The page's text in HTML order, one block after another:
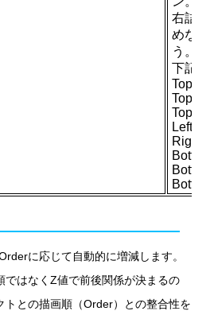
右詰め
めなど
う。
下記か
に応じて自動的に増減します。
ではなくZ値で前後関係が決まるの
トとの描画順（Order）との整合性を